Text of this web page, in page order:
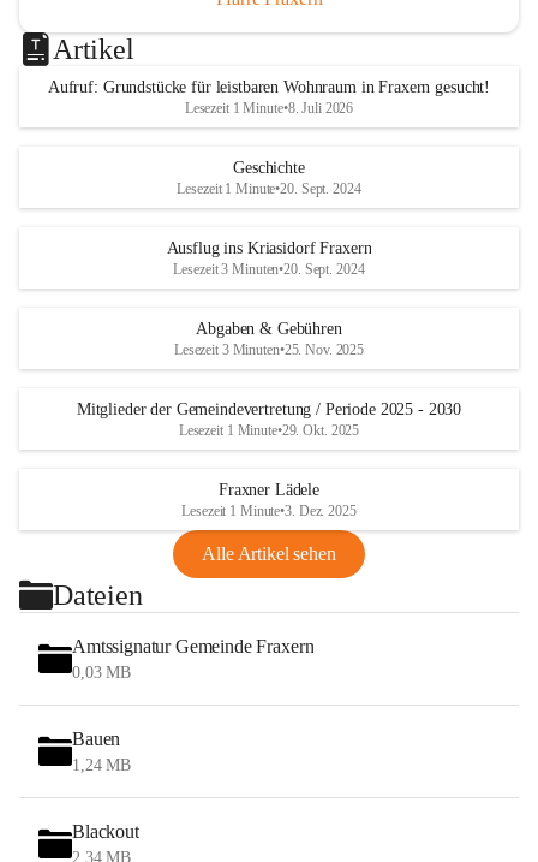
Artikel
Aufruf: Grundstücke für leistbaren Wohnraum in Fraxern gesucht!
Lesezeit 1 Minute•8. Juli 2026
Geschichte
Lesezeit 1 Minute•20. Sept. 2024
Ausflug ins Kriasidorf Fraxern
Lesezeit 3 Minuten•20. Sept. 2024
Abgaben & Gebühren
Lesezeit 3 Minuten•25. Nov. 2025
Mitglieder der Gemeindevertretung / Periode 2025 - 2030
Lesezeit 1 Minute•29. Okt. 2025
Fraxner Lädele
Lesezeit 1 Minute•3. Dez. 2025
Alle Artikel sehen
Dateien
Amtssignatur Gemeinde Fraxern
0,03 MB
Bauen
1,24 MB
Blackout
2,34 MB